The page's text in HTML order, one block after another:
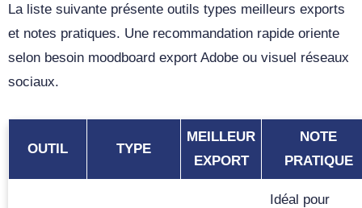
La liste suivante présente outils types meilleurs exports
et notes pratiques. Une recommandation rapide oriente
selon besoin moodboard export Adobe ou visuel réseaux
sociaux.
OUTIL TYPE
MEILLEUR
EXPORT
NOTE
PRATIQUE
Idéal pour